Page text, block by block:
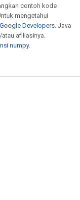
contoh kode
mengetahui
Developers. Java
afiliasinya.
numpy.